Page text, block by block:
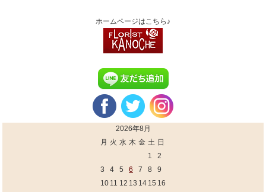
ホームページはこちら♪
2026年8月
月 火 水 木 金 土 日
1
2
3
4 5 6 7 8
9
10 11 12 13 14 15 16